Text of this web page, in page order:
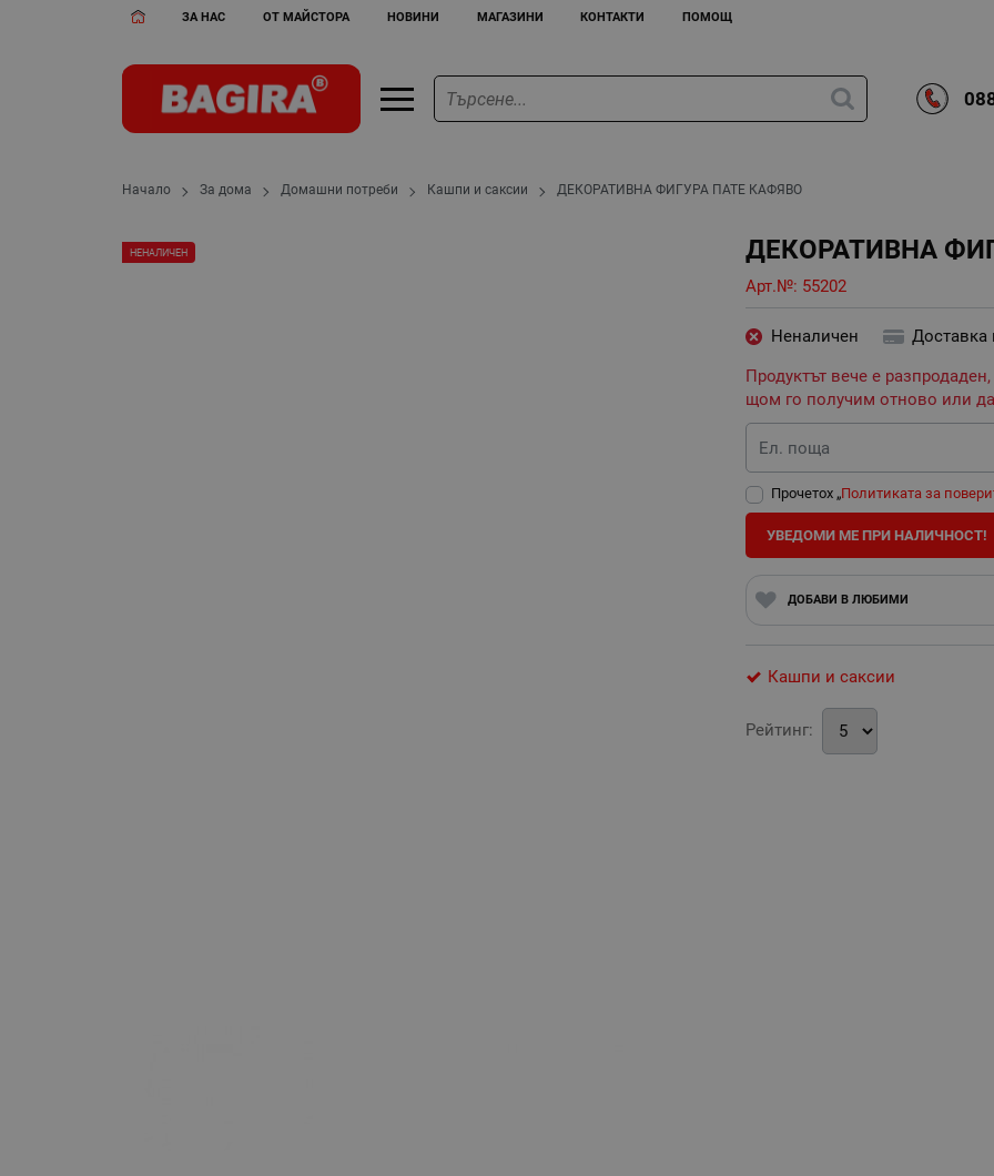
ЗА НАС ОТ МАЙСТОРА НОВИНИ МАГАЗИНИ КОНТАКТИ ПОМОЩ
Начало За дома Домашни потреби Кашпи и саксии ДЕКОРАТИВНА ФИГУРА ПАТЕ КАФЯВО
ДЕКОРАТИВНА
Арт.№: 55202
НЕНАЛИЧЕН
Неналичен
Продуктът вече е
щом го получим отново или
Ел. поща
Прочетох „Политиката за
УВЕДОМИ МЕ ПРИ НАЛИЧНОСТ!
ДОБАВИ В ЛЮБИМИ
Кашпи и саксии
Рейтинг: